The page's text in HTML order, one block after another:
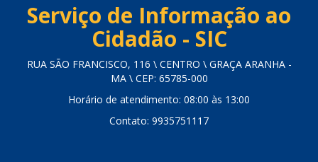
Serviço de Informação ao
Cidadão - SIC
RUA SÃO FRANCISCO, 116 \ CENTRO \ GRAÇA ARANHA -
MA \ CEP: 65785-000
Horário de atendimento: 08:00 às 13:00
Contato: 9935751117